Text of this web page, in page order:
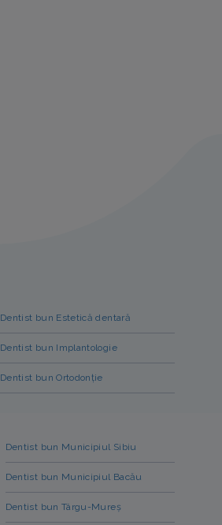
Dentist bun Estetică dentară
Dentist bun Implantologie
Dentist bun Ortodonție
Dentist bun Municipiul Sibiu
Dentist bun Municipiul Bacău
Dentist bun Târgu-Mureș